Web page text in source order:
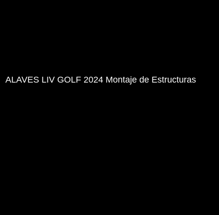
ALAVES LIV GOLF 2024 Montaje de Estructuras